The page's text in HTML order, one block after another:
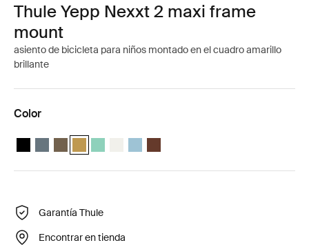
Thule Yepp Nexxt 2 maxi frame
mount
asiento de bicicleta para niños montado en el cuadro amarillo
brillante
Color
Thule Yepp Nexxt 2 Negro medianoche
Thule Yepp Nexxt 2 Pizarra oscura
Thule Yepp Nexxt 2 Caqui oscuro
Thule Yepp Nexxt 2 Amarillo brillante (selected)
Thule Yepp Nexxt 2 Maxi Mint Green
Thule Yepp Nexxt 2 Maxi Snow White
Thule Yepp Nexxt 2 Maxi Aguamarina
Thule Yepp Nexxt 2 Maxi Chocolate
Garantía Thule
Encontrar en tienda